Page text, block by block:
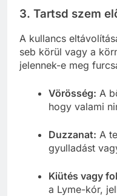
3. Tartsd szem
A kullancs
seb körül vagy a
jelennek-e meg
Vörösség: A
hogy valami
Duzzanat: A
gyulladást
Kiütés vagy
a Lyme-kór,